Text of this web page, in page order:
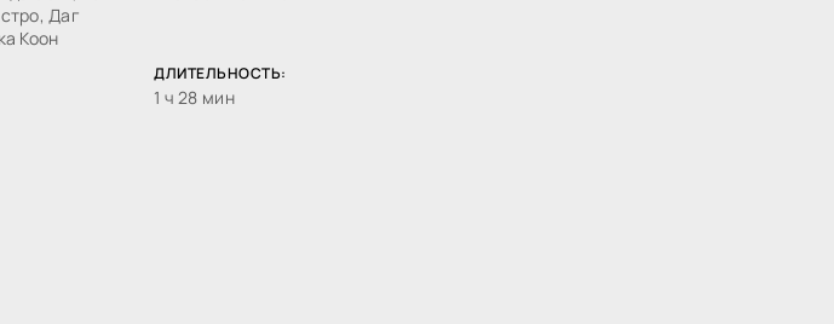
Даг
Коон
ДЛИТЕЛЬНОСТЬ:
1 ч 28 мин